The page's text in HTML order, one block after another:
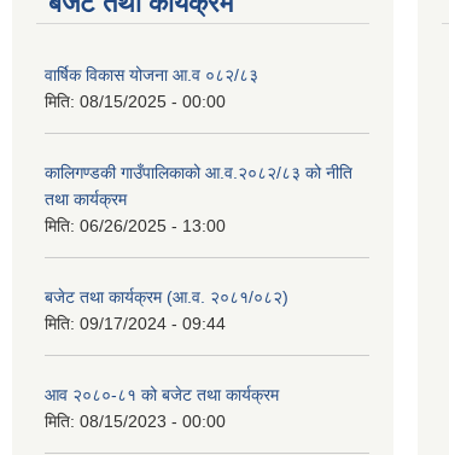
वार्षिक विकास योजना आ.व ०८२/८३
मिति: 08/15/2025 - 00:00
कालिगण्डकी गाउँपालिकाको आ.व.२०८२/८३ को नीति
तथा कार्यक्रम
मिति: 06/26/2025 - 13:00
बजेट तथा कार्यक्रम (आ.व. २०८१/०८२)
मिति: 09/17/2024 - 09:44
आव २०८०-८१ को बजेट तथा कार्यक्रम
मिति: 08/15/2023 - 00:00